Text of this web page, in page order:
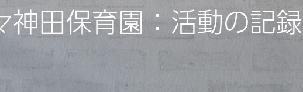
神田保育園：活動の記録